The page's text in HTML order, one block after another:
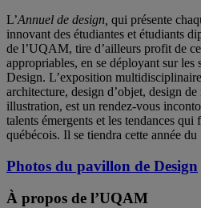
L’Annuel de design, qui présente
innovant des étudiantes et étudiants
de l’UQAM, tire d’ailleurs profit de
appropriables, en se déployant sur
Design. L’exposition
architecture, design d’objet, design
illustration, est un rendez-vous
talents émergents et les tendances qui
québécois. Il se tiendra cette année
Photos du pavillon de Design
À propos de l’UQAM